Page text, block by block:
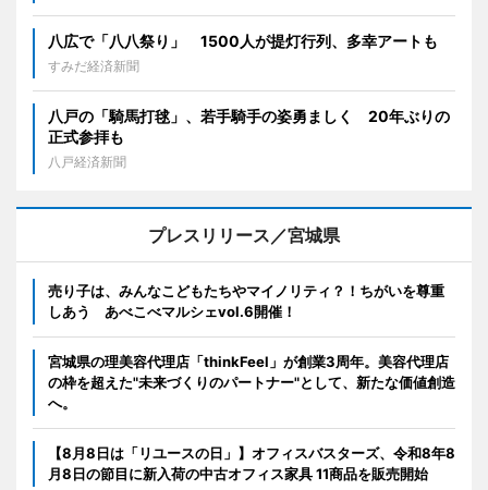
八広で「八八祭り」 1500人が提灯行列、多幸アートも
すみだ経済新聞
八戸の「騎馬打毬」、若手騎手の姿勇ましく 20年ぶりの
正式参拝も
八戸経済新聞
プレスリリース／宮城県
売り子は、みんなこどもたちやマイノリティ？！ちがいを尊重
しあう あべこべマルシェvol.6開催！
宮城県の理美容代理店「thinkFeel」が創業3周年。美容代理店
の枠を超えた"未来づくりのパートナー"として、新たな価値創造
へ。
【8月8日は「リユースの日」】オフィスバスターズ、令和8年8
月8日の節目に新入荷の中古オフィス家具 11商品を販売開始